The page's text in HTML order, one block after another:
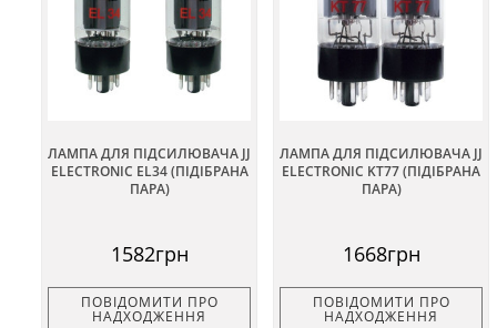
ЛАМПА ДЛЯ ПІДСИЛЮВАЧА JJ
ELECTRONIC EL34 (ПІДІБРАНА
ПАРА)
1582грн
ПОВІДОМИТИ ПРО
НАДХОДЖЕННЯ
ЛАМПА ДЛЯ ПІДСИЛЮВАЧА JJ
ELECTRONIC KT77 (ПІДІБРАНА
ПАРА)
1668грн
ПОВІДОМИТИ ПРО
НАДХОДЖЕННЯ